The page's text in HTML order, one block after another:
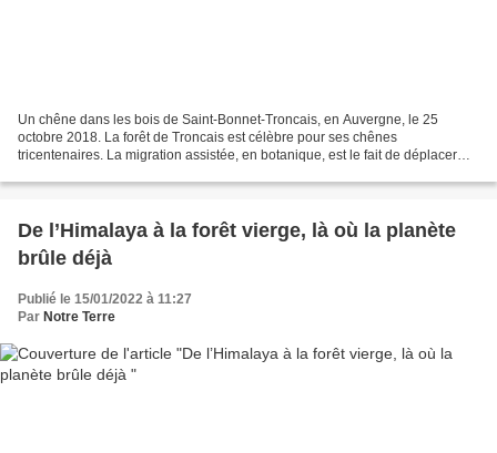
Un chêne dans les bois de Saint-Bonnet-Troncais, en Auvergne, le 25
octobre 2018. La forêt de Troncais est célèbre pour ses chênes
tricentenaires. La migration assistée, en botanique, est le fait de déplacer
De l’Himalaya à la forêt vierge, là où la planète
brûle déjà
Publié le 15/01/2022 à 11:27
Par Notre Terre